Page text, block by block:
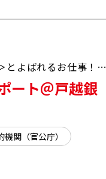
未経験OK！ ＼品川区内小学校！授業中の児童サポート／ ＜教育支援員＞とよばれるお仕事！ 「授業中にモジモジ…周りが気になって集中できていないかな…」 といった児童のそばに寄り添って、サポートするお仕事です。 教室の前に立って話したり、教えたりはありません なので、教員資格などは不要！ 子育て経験や様々なお仕事の経験を活かせるお仕事です
ート＠戸越銀
関（官公庁）